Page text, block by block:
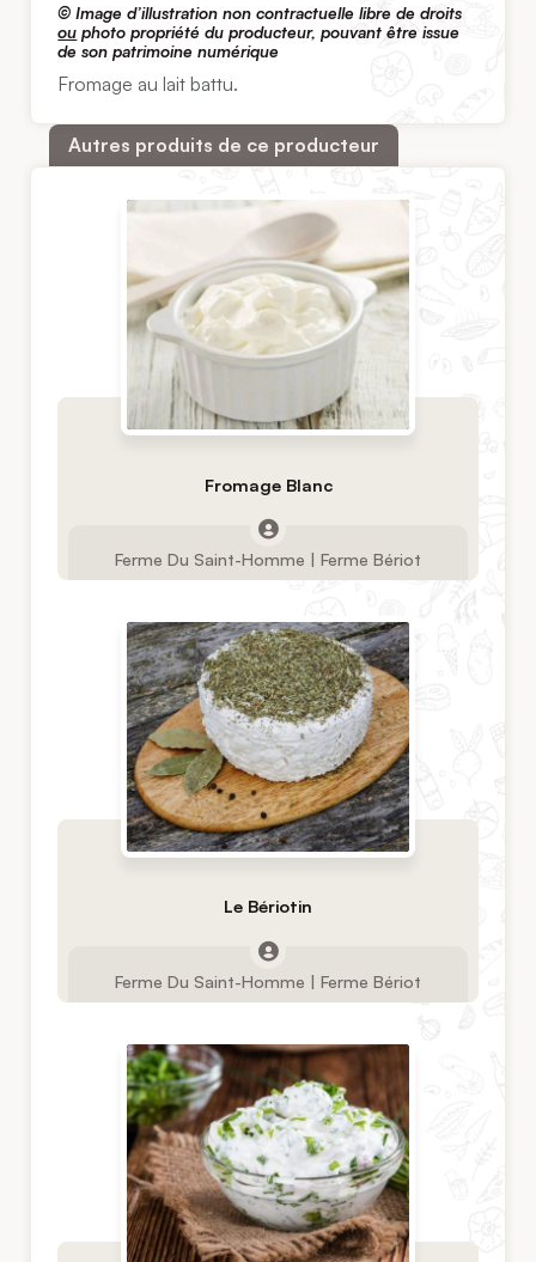
© Image d’illustration non contractuelle libre de droits
ou photo propriété du producteur, pouvant être issue
de son patrimoine numérique
Fromage au lait battu.
Autres produits de ce producteur
Fromage Blanc
Ferme Du Saint-Homme | Ferme Bériot
Le Bériotin
Ferme Du Saint-Homme | Ferme Bériot